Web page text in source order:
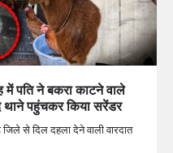
पति ने बकरा काटने वाले
थाने पहुंचकर किया सरेंडर
से दिल दहला देने वाली वारदात